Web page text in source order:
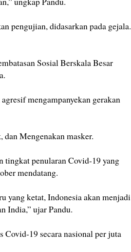
pengujian, didasarkan pada gejala.
Sosial Berskala Besar
mengampanyekan gerakan
Mengenakan masker.
tingkat penularan Covid-19 yang
mendatang.
yang ketat, Indonesia akan menjadi
India,” ujar Pandu.
Covid-19 secara nasional per juta